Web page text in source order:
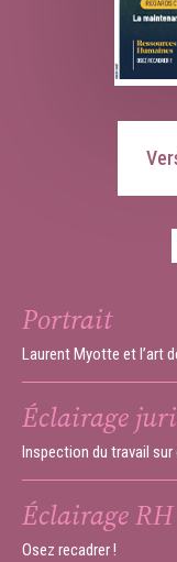
Portrait
Laurent Myotte et l’art
Éclairage
Inspection du travail
Éclairage RH
Osez recadrer !